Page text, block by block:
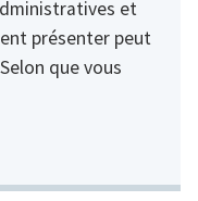
et
présenter peut
que vous